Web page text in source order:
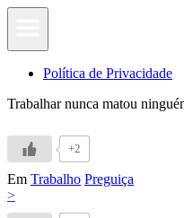
Política de Privacidade
Trabalhar nunca matou
+2
Em Trabalho Preguiça
>